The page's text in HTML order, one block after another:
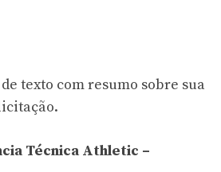
texto com resumo sobre sua
Técnica Athletic –